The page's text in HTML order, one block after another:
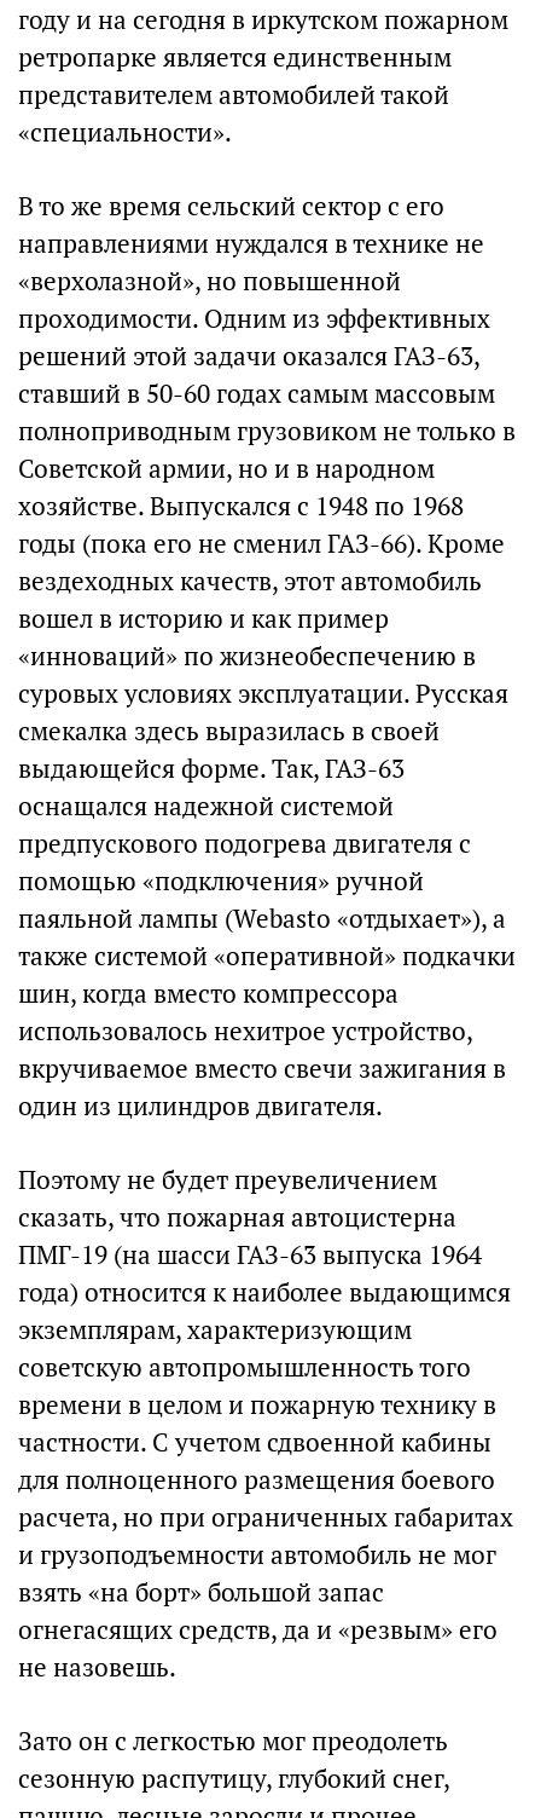
году и на сегодня в иркутском пожарном
ретропарке является единственным
представителем автомобилей такой
«специальности».
В то же время сельский сектор с его
направлениями нуждался в технике не
«верхолазной», но повышенной
проходимости. Одним из эффективных
решений этой задачи оказался ГАЗ-63,
ставший в 50-60 годах самым массовым
полноприводным грузовиком не только в
Советской армии, но и в народном
хозяйстве. Выпускался с 1948 по 1968
годы (пока его не сменил ГАЗ-66). Кроме
вездеходных качеств, этот автомобиль
вошел в историю и как пример
«инноваций» по жизнеобеспечению в
суровых условиях эксплуатации. Русская
смекалка здесь выразилась в своей
выдающейся форме. Так, ГАЗ-63
оснащался надежной системой
предпускового подогрева двигателя с
помощью «подключения» ручной
паяльной лампы (Webasto «отдыхает»), а
также системой «оперативной» подкачки
шин, когда вместо компрессора
использовалось нехитрое устройство,
вкручиваемое вместо свечи зажигания в
один из цилиндров двигателя.
Поэтому не будет преувеличением
сказать, что пожарная автоцистерна
ПМГ-19 (на шасси ГАЗ-63 выпуска 1964
года) относится к наиболее выдающимся
экземплярам, характеризующим
советскую автопромышленность того
времени в целом и пожарную технику в
частности. С учетом сдвоенной кабины
для полноценного размещения боевого
расчета, но при ограниченных габаритах
и грузоподъемности автомобиль не мог
взять «на борт» большой запас
огнегасящих средств, да и «резвым» его
не назовешь.
Зато он с легкостью мог преодолеть
сезонную распутицу, глубокий снег,